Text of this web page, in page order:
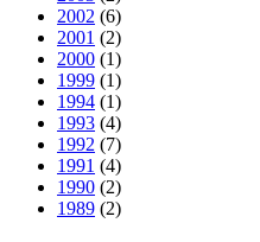
2002 (6)
2001 (2)
2000 (1)
1999 (1)
1994 (1)
1993 (4)
1992 (7)
1991 (4)
1990 (2)
1989 (2)